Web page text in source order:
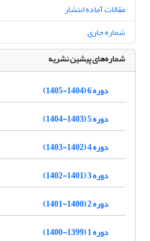
مقالات آماده انتشار
شماره جاری
شماره‌های پیشین نشریه
دوره 6 (1404-1405)
دوره 5 (1403-1404)
دوره 4 (1402-1403)
دوره 3 (1401-1402)
دوره 2 (1400-1401)
دوره 1 (1399-1400)